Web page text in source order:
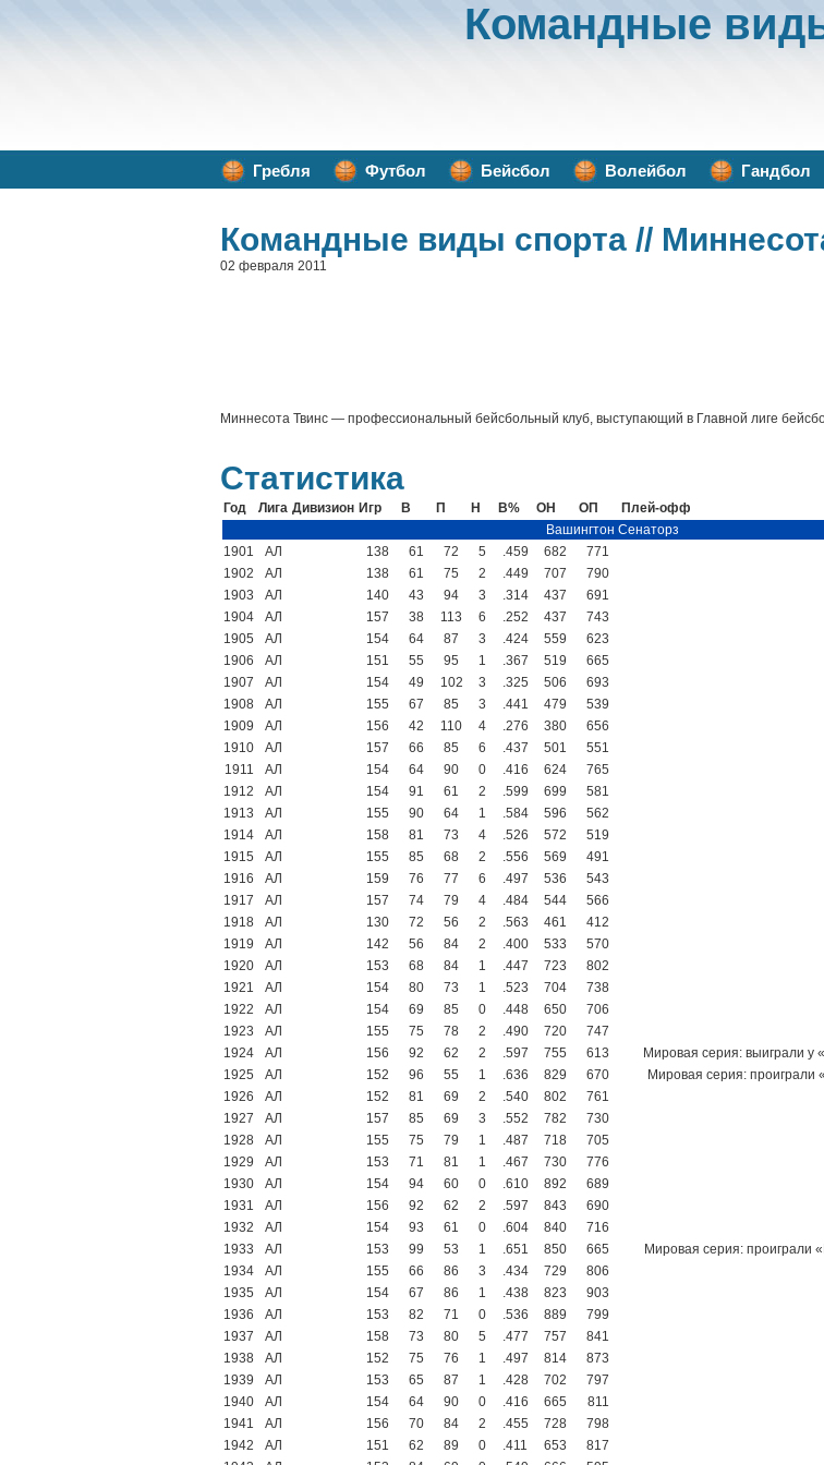
Командные
Гребля Футбол Бейсбол Волейбол Гандбол
Командные виды спорта //
02 февраля 2011
Миннесота Твинс — профессиональный бейсбольный клуб, выступающий в Главной лиге
Статистика
Год Лига Дивизион Игр В П Н В% ОН ОП
Плей-офф
Вашингтон Сенаторз
1901
АЛ 138 61 72 5 .459 682
771
1902
АЛ 138 61 75 2 .449 707
790
1903
АЛ 140 43 94 3 .314 437
691
1904
АЛ 157 38 113 6 .252 437
743
1905
АЛ 154 64 87 3 .424 559
623
1906
АЛ 151 55 95 1 .367 519
665
1907
АЛ 154 49 102 3 .325 506
693
1908
АЛ 155 67 85 3 .441 479
539
1909
АЛ 156 42 110 4 .276 380
656
1910
АЛ 157 66 85 6 .437 501
551
1911
АЛ 154 64 90 0 .416 624
765
1912
АЛ 154 91 61 2 .599 699
581
1913
АЛ 155 90 64 1 .584 596
562
1914
АЛ 158 81 73 4 .526 572
519
1915
АЛ 155 85 68 2 .556 569
491
1916
АЛ 159 76 77 6 .497 536
543
1917
АЛ 157 74 79 4 .484 544
566
1918
АЛ 130 72 56 2 .563 461
412
1919
АЛ 142 56 84 2 .400 533
570
1920
АЛ 153 68 84 1 .447 723
802
1921
АЛ 154 80 73 1 .523 704
738
1922
АЛ 154 69 85 0 .448 650
706
1923
АЛ 155 75 78 2 .490 720
747
1924
АЛ 156 92 62 2 .597 755 613
Мировая серия: выиграли у
1925
АЛ 152 96 55 1 .636 829 670
Мировая серия: проиграли
1926
АЛ 152 81 69 2 .540 802
761
1927
АЛ 157 85 69 3 .552 782
730
1928
АЛ 155 75 79 1 .487 718
705
1929
АЛ 153 71 81 1 .467 730
776
1930
АЛ 154 94 60 0 .610 892
689
1931
АЛ 156 92 62 2 .597 843
690
1932
АЛ 154 93 61 0 .604 840
716
1933
АЛ 153 99 53 1 .651 850 665
Мировая серия: проиграли
1934
АЛ 155 66 86 3 .434 729
806
1935
АЛ 154 67 86 1 .438 823
903
1936
АЛ 153 82 71 0 .536 889
799
1937
АЛ 158 73 80 5 .477 757
841
1938
АЛ 152 75 76 1 .497 814
873
1939
АЛ 153 65 87 1 .428 702
797
1940
АЛ 154 64 90 0 .416 665
811
1941
АЛ 156 70 84 2 .455 728
798
1942
АЛ 151 62 89 0 .411 653
817